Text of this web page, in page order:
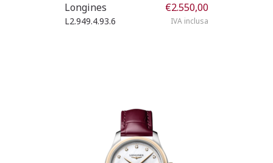
Longines
L2.949.4.93.6
€2.550,00
IVA inclusa